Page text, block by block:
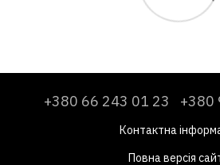
+380 66 243 01 23 +380
Контактна
Повна версія